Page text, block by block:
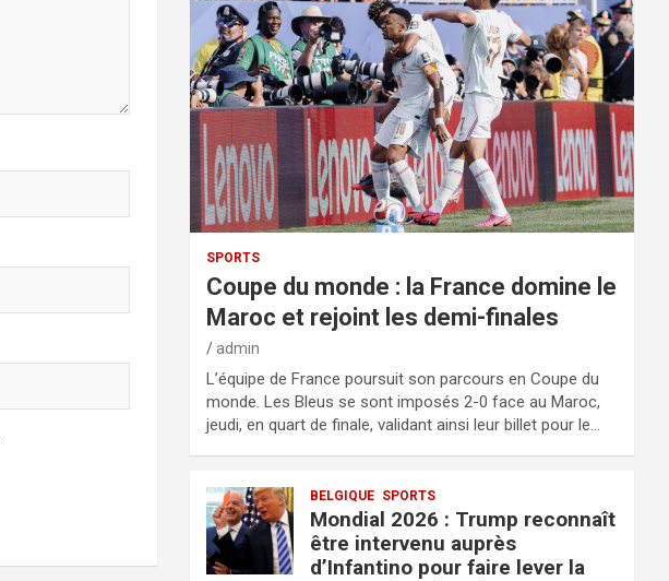
SPORTS
Coupe du monde : la France domine le
Maroc et rejoint les demi-finales
admin
L’équipe de France poursuit son parcours en Coupe du
monde. Les Bleus se sont imposés 2-0 face au Maroc,
jeudi, en quart de finale, validant ainsi leur billet pour le…
BELGIQUE SPORTS
Mondial 2026 : Trump reconnaît
être intervenu auprès
d’Infantino pour faire lever la